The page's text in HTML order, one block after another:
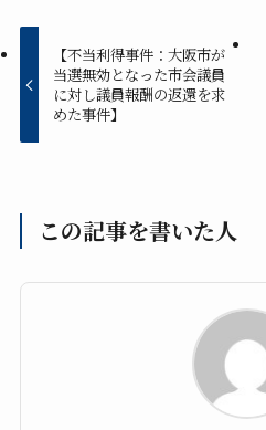
【不当利得事件：大阪市が
当選無効となった市会議員
に対し議員報酬の返還を求
めた事件】
この記事を書いた人